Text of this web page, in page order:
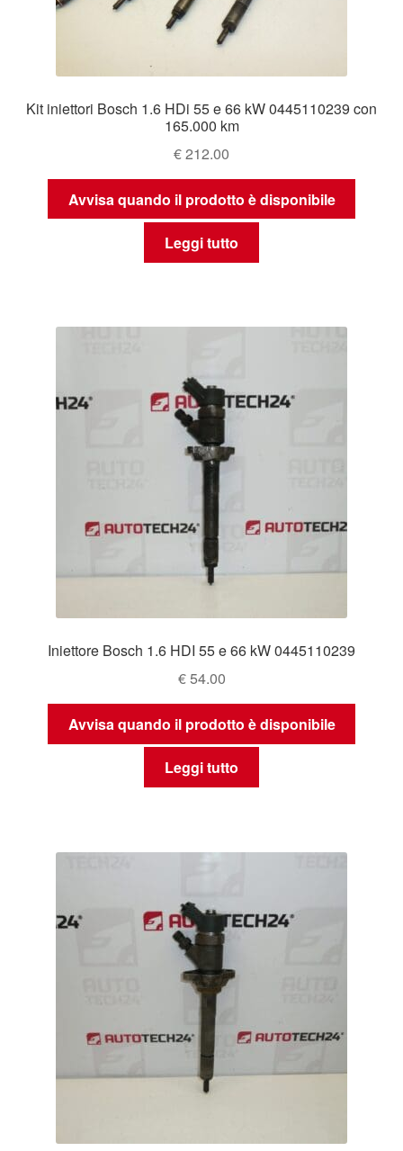
Kit iniettori Bosch 1.6 HDi 55 e 66 kW 0445110239 con
165.000 km
€212.00
Avvisa quando il prodotto è disponibile
Leggi tutto
Iniettore Bosch 1.6 HDI 55 e 66 kW 0445110239
€54.00
Avvisa quando il prodotto è disponibile
Leggi tutto